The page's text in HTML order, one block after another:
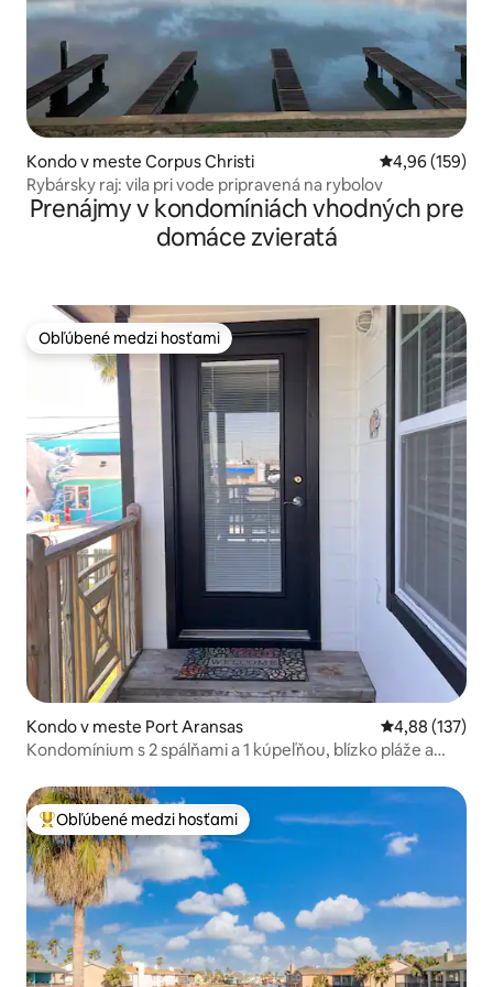
Kondo v meste Corpus Christi Priemerné
4,96 (159)
Rybársky raj: vila pri vode pripravená na rybolov
Prenájmy v kondomíniách vhodných pre
domáce zvieratá
Obľúbené medzi hosťami
Obľúbené medzi hosťami
Kondo v meste Port Aransas Priemerné
4,88 (137)
Kondomínium s 2 spálňami a 1 kúpeľňou, blízko pláže a
Najobľúbenejšie medzi hosťami
Obľúbené medzi hosťami